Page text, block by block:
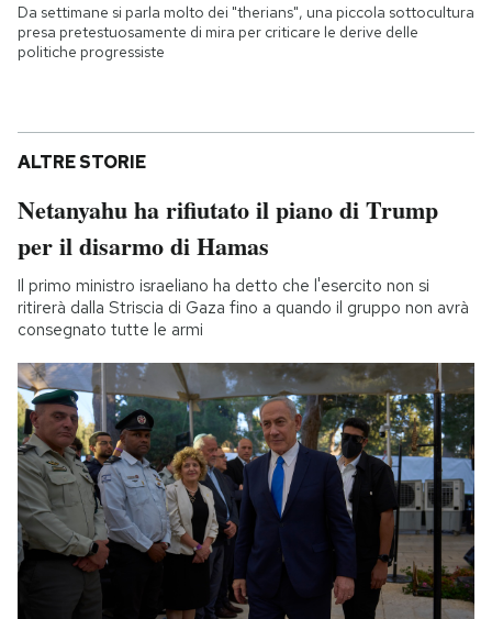
Da settimane si parla molto dei "therians", una piccola sottocultura
presa pretestuosamente di mira per criticare le derive delle
politiche progressiste
ALTRE STORIE
Netanyahu ha rifiutato il piano di Trump
per il disarmo di Hamas
Il primo ministro israeliano ha detto che l'esercito non si
ritirerà dalla Striscia di Gaza fino a quando il gruppo non avrà
consegnato tutte le armi